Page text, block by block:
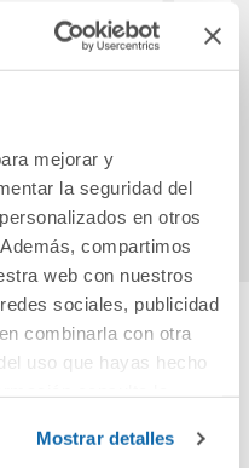
mejorar y
la seguridad del
en otros
compartimos
web con nuestros
sociales, publicidad
combinarla con otra
uso que hayas hecho
Mostrar detalles
mundo de Sofía
Comprar
El
opinión
este producto!